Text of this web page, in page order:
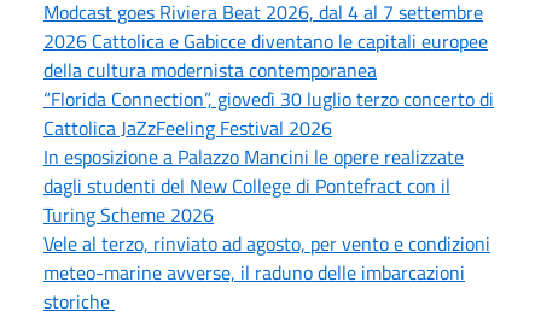
Modcast goes Riviera Beat 2026, dal 4 al 7 settembre
2026 Cattolica e Gabicce diventano le capitali europee
della cultura modernista contemporanea
“Florida Connection”, giovedì 30 luglio terzo concerto di
Cattolica JaZzFeeling Festival 2026
In esposizione a Palazzo Mancini le opere realizzate
dagli studenti del New College di Pontefract con il
Turing Scheme 2026
Vele al terzo, rinviato ad agosto, per vento e condizioni
meteo-marine avverse, il raduno delle imbarcazioni
storiche